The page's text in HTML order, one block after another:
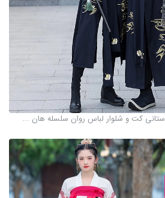
کت و شلوار لباس روان سلسله هان ...